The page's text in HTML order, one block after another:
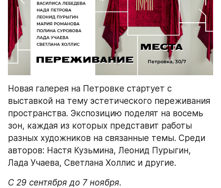
Новая галерея на Петровке стартует с
выставкой на тему эстетического переживания
пространства. Экспозицию поделят на восемь
зон, каждая из которых представит работы
разных художников на связанные темы. Среди
авторов: Настя Кузьмина, Леонид Пурыгин,
Лада Учаева, Светлана Холлис и другие.
С 29 сентября до 7 ноября.